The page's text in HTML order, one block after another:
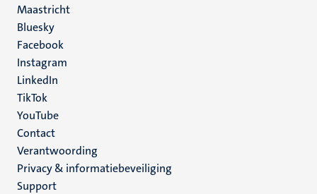
Maastricht
Social
media
Bluesky
Facebook
Instagram
LinkedIn
TikTok
YouTube
Menu
footer
(NL)
Contact
Verantwoording
Privacy & informatiebeveiliging
Support